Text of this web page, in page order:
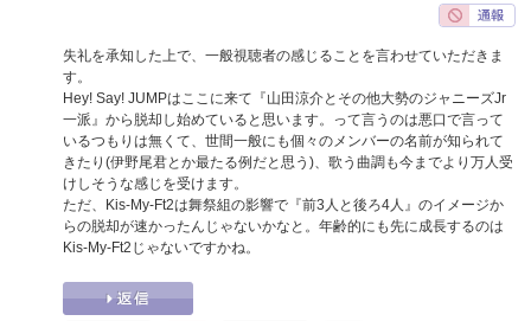
失礼を承知した上で、一般視聴者の感じることを言わせていただきま
す。
Hey! Say! JUMPはここに来て『山田涼介とその他大勢のジャニーズJr
一派』から脱却し始めていると思います。って言うのは悪口で言って
いるつもりは無くて、世間一般にも個々のメンバーの名前が知られて
きたり(伊野尾君とか最たる例だと思う)、歌う曲調も今までより万人受
けしそうな感じを受けます。
ただ、Kis-My-Ft2は舞祭組の影響で『前3人と後ろ4人』のイメージか
らの脱却が速かったんじゃないかなと。年齢的にも先に成長するのは
Kis-My-Ft2じゃないですかね。